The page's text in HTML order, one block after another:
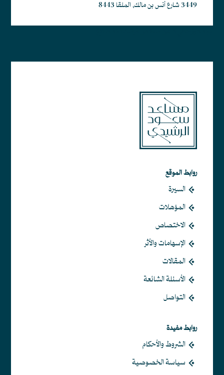
3449 شارع أنس بن مالك, الملقا 8443
روابط الموقع
السيرة
المؤهلات
الاختصاص
الإسهامات والأثر
المقالات
الأسئلة الشائعة
التواصل
روابط مفيدة
الشروط والأحكام
سياسة الخصوصية